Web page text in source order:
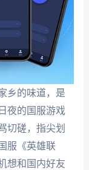
乡的味道，是
夜的国服游戏
切磋，指尖划
服《英雄联
想和国内好友